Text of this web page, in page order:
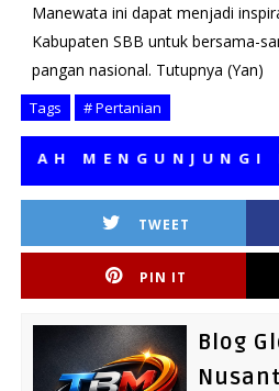
Manewata ini dapat menjadi
Kabupaten SBB untuk bersama-
pangan nasional. Tutupnya (Yan)
Tags # Pertanian
TWEET
PIN IT
Blog